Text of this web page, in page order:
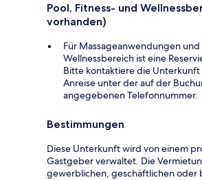
Pool, Fitness- und
vorhanden)
Für Massageanwendungen
Wellnessbereich ist eine
Bitte kontaktiere die Unterkunft
Anreise unter der auf der
angegebenen Telefonnummer.
Bestimmungen
Diese Unterkunft wird von einem
Gastgeber verwaltet. Die
gewerblichen, geschäftlichen oder